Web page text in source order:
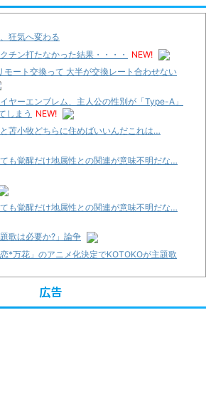
狂気へ変わる
チン打たなかった結果・・・・
NEW!
モート交換って 大半が交換レート合わせない
イヤーエンブレム、主人公の性別が「Type-A」
しまう NEW!
と苫小牧どちらに住めばいいんだこれは…
ても覚醒だけ地属性との関連が意味不明だな…
ても覚醒だけ地属性との関連が意味不明だな…
歌は必要か?」論争
恋*万花」のアニメ化決定でKOTOKOが主題歌
広告